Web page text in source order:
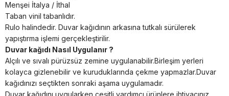
Menşei İtalya / İthal
Taban vinil tabanlıdır.
Rulo halindedir. Duvar kağıdının arkasına tutkalı sürülerek
yapıştırma işlemi gerçekleştirilir.
Duvar kağıdı Nasıl Uygulanır ?
Alçılı ve sıvalı pürüzsüz zemine uygulanabilir.Birleşim yerleri
kolayca gizlenebilir ve kuruduklarında çekme yapmazlar.Duvar
kağıdınızı seçtikten sonraki aşama uygulamadır.